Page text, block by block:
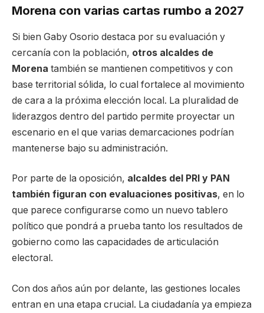
Morena con varias cartas rumbo a 2027
Si bien Gaby Osorio destaca por su evaluación y
cercanía con la población, otros alcaldes de
Morena también se mantienen competitivos y con
base territorial sólida, lo cual fortalece al movimiento
de cara a la próxima elección local. La pluralidad de
liderazgos dentro del partido permite proyectar un
escenario en el que varias demarcaciones podrían
mantenerse bajo su administración.
Por parte de la oposición, alcaldes del PRI y PAN
también figuran con evaluaciones positivas, en lo
que parece configurarse como un nuevo tablero
político que pondrá a prueba tanto los resultados de
gobierno como las capacidades de articulación
electoral.
Con dos años aún por delante, las gestiones locales
entran en una etapa crucial. La ciudadanía ya empieza